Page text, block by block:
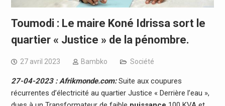
Toumodi : Le maire Koné Idrissa sort le
quartier « Justice » de la pénombre.
27 avril 2023 Bambko Société
27-04-2023 : Afrikmonde.com:Suite aux coupures
récurrentes d’électricité au quartier Justice « Derrière l’eau »,